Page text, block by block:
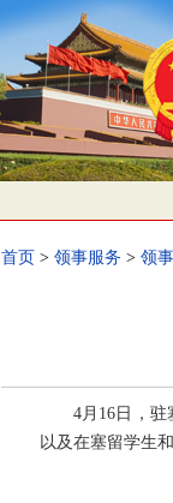
首页 > 领事服务 > 领
4月16日，
以及在塞留学生